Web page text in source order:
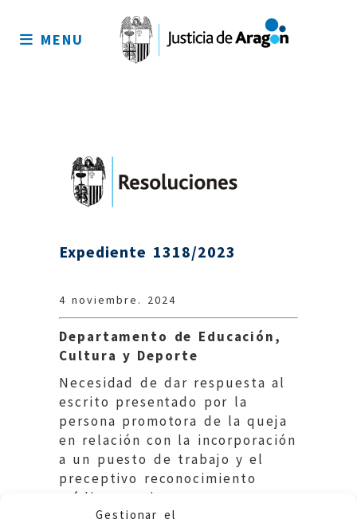
Gestionar el
sitio
MENU
Expediente 1318/2023
4 noviembre. 2024
Departamento de Educación,
Cultura y Deporte
Necesidad de dar respuesta al
escrito presentado por la
persona promotora de la queja
en relación con la incorporación
a un puesto de trabajo y el
preceptivo reconocimiento
médico previo.